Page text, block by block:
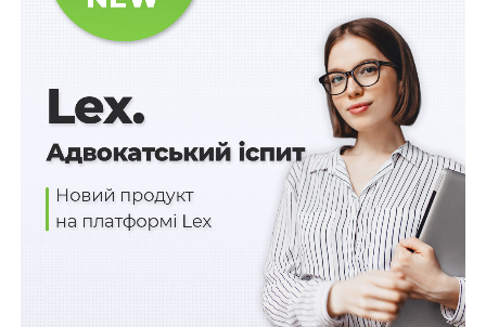
нарахування та виплату надбавки за роботу в
умовах…
Мобільний номер можна буде перенести через
Дію безоплатно
Додаткова винагорода, передбачена
постановою № 168, не виплачується
Додаткова перевірка транспорту на
відповідність міжнародним вимогам
COVID-СЕРТИФІКАТ
LEX
ВАКЦИНАЦІЯ